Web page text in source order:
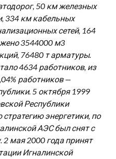
50 км железных
334 км кабельных
сетей, 164
3544000 м3
76480 т арматуры.
4634 работников, из
работников —
5 октября 1999
Республики
энергетики, по
АЭС был снят с
2 мая 2000 года принят
Игналинской